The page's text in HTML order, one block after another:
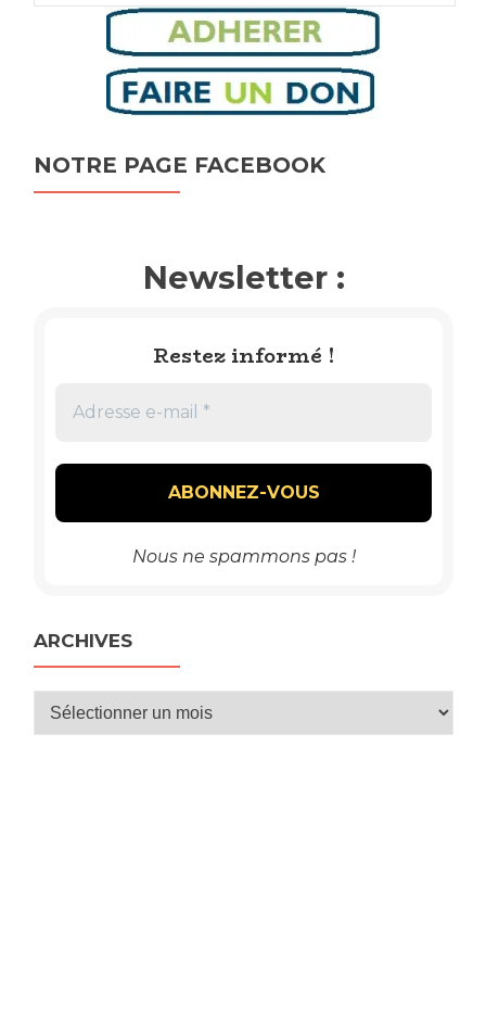
NOTRE PAGE FACEBOOK
Newsletter :
Restez informé !
Nous ne spammons pas !
ARCHIVES
Archives